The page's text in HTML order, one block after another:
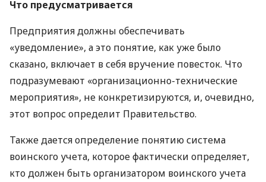
Что предусматривается
Предприятия должны обеспечивать
«уведомление», а это понятие, как уже было
сказано, включает в себя вручение повесток. Что
подразумевают «организационно-технические
мероприятия», не конкретизируются, и, очевидно,
этот вопрос определит Правительство.
Также дается определение понятию система
воинского учета, которое фактически определяет,
кто должен быть организатором воинского учета